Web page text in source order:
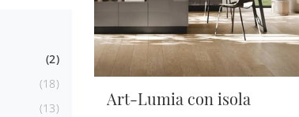
2
18
13
Art-Lumia con isola